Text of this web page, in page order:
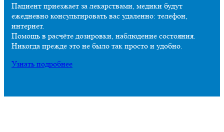
Пациент приезжает за лекарствами, медики будут
ежедневно консультировать вас удаленно: телефон,
интернет.
Помощь в расчёте дозировки, наблюдение состояния.
Никогда прежде это не было так просто и удобно.
Узнать подробнее